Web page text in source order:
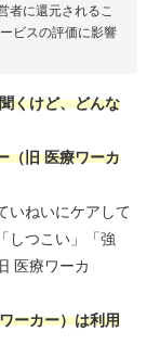
者に還元されるこ
ビスの評価に影響
くけど、どんな
（旧 医療ワーカ
いねいにケアして
しつこい」「強
医療ワーカ
ーカー）は利用